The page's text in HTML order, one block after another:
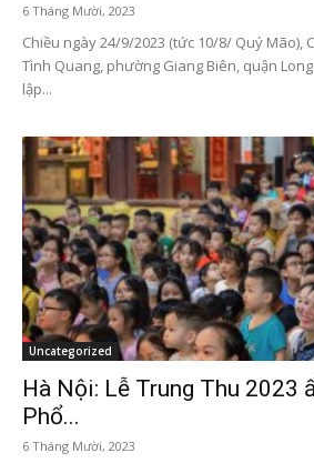
6 Tháng Mười, 2023
Chiều ngày 24/9/2023 (tức 10/8/ Quý Mão),
Tình Quang, phường Giang Biên, quận
lập...
Uncategorized
Hà Nội: Lễ Trung Thu 2023
Phổ...
6 Tháng Mười, 2023